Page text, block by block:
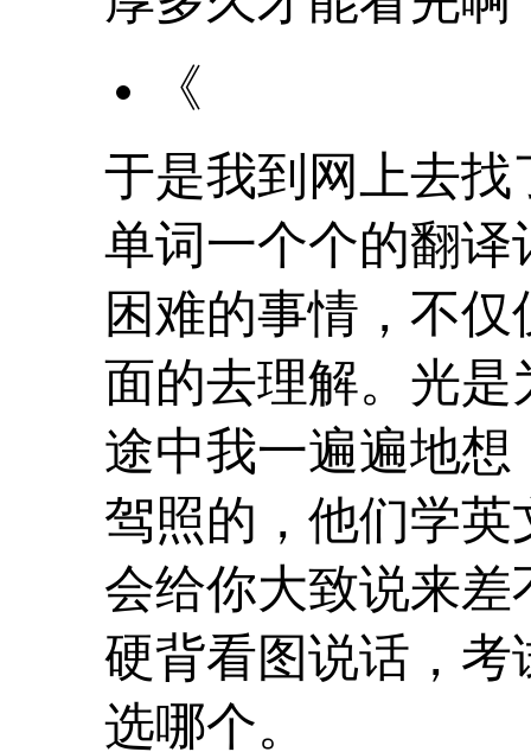
《
于是我到网上去
单词一个个的翻
困难的事情，不
面的去理解。光
途中我一遍遍地
驾照的，他们学
会给你大致说来
硬背看图说话，
选哪个。